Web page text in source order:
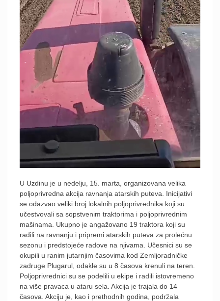
U Uzdinu je u nedelju, 15. marta, organizovana velika
poljoprivredna akcija ravnanja atarskih puteva. Inicijativi
se odazvao veliki broj lokalnih poljoprivrednika koji su
učestvovali sa sopstvenim traktorima i poljoprivrednim
mašinama. Ukupno je angažovano 19 traktora koji su
radili na ravnanju i pripremi atarskih puteva za prolećnu
sezonu i predstojeće radove na njivama. Učesnici su se
okupili u ranim jutarnjim časovima kod Zemljoradničke
zadruge Plugarul, odakle su u 8 časova krenuli na teren.
Poljoprivrednici su se podelili u ekipe i radili istovremeno
na više pravaca u ataru sela. Akcija je trajala do 14
časova. Akciju je, kao i prethodnih godina, podržala